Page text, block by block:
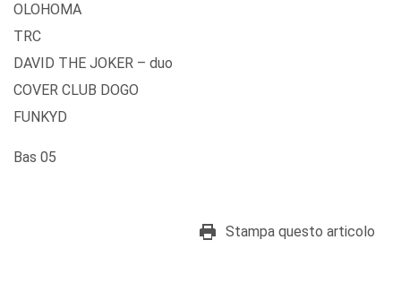
OLOHOMA
TRC
DAVID THE JOKER – duo
COVER CLUB DOGO
FUNKYD
Bas 05
Stampa questo articolo